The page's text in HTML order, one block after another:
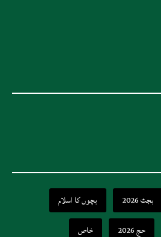
بجٹ 2026
بچوں کا اسلام
حج 2026 خاص